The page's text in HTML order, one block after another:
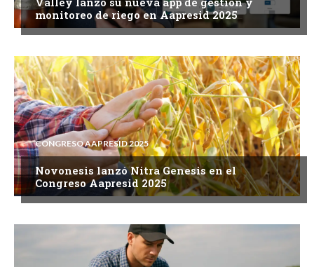
monitoreo de riego en Aapresid 2025
CONGRESO AAPRESID 2025
Novonesis lanzó Nitra Genesis en el
Congreso Aapresid 2025